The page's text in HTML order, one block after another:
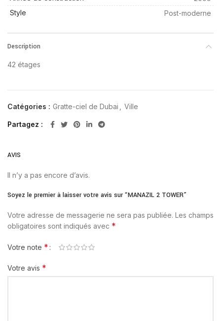
Style
Post-moderne
Description
42 étages
Catégories : Gratte-ciel de Dubai Ville
Partagez
AVIS
Il n’y a pas encore d’avis.
Soyez le premier à laisser votre avis sur “MANAZIL 2 TOWER”
Votre adresse de messagerie ne sera pas publiée. Les champs
obligatoires sont indiqués avec *
Votre note *
Votre avis *